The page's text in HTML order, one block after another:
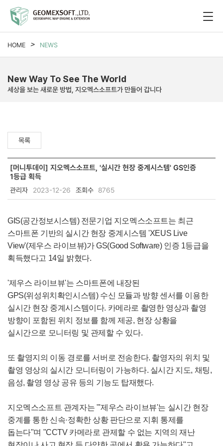
HOME NEWS
New Way To See The World
세상을 보는 새로운 방법, 지오멕스소프트가 만들어 갑니다
목록
[머니투데이] 지오멕스소프트, '실시간 현장 중계시스템' GS인증
1등급 획득
관리자 2023-12-26 조회수 8765
GIS(공간정보시스템) 전문기업 지오멕스소프트는 최근
스마트폰 기반의 실시간 현장 중계시스템 'XEUS Live
View'(제우스 라이브뷰)가 GS(Good Software) 인증 1등급을
획득했다고 14일 밝혔다.
'제우스 라이브뷰'는 스마트폰에 내장된
GPS(위성위치확인시스템) 수신 모듈과 방향 센서를 이용한
실시간 현장 중계시스템이다. 카메라로 촬영한 영상과 촬영
방향이 포함된 위치 정보를 함께 제공, 현장 상황을
실시간으로 모니터링 및 관제할 수 있다.
또 촬영지의 이동 경로를 서버로 전송한다. 촬영자의 위치 및
촬영 영상의 실시간 모니터링이 가능하다. 실시간 지도, 채팅,
음성, 촬영 영상 공유 등의 기능도 탑재했다.
지오멕스소프트 관계자는 "'제우스 라이브뷰'는 실시간 현장
중계를 통한 신속·정확한 상황 판단으로 지휘 통제를
돕는다"며 "CCTV 카메라로 관제할 수 없는 지역의 재난